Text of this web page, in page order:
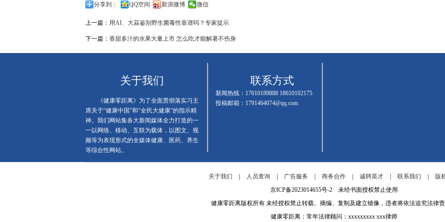
分享到： QQ空间 新浪微博 微信
上一篇： 用AI、大蒜鉴别野生菌毒性靠谱吗？专家提示
下一篇： 香甜多汁的水果大量上市 怎么吃才能解暑不伤身
关于我们
《健康零距离》为了全面贯彻落实习主
席关于“健康中国”和“全民大健康”的指示精
神。我们网站集各大新闻媒体全力打造的一
一以网络、移动、互联为载体，以图文、视
频等为表现形式的全媒体健康、医药、养生
等综合性网站。
联系方式
新闻热线：17610189888 18610102175
投稿邮箱：1791464074@qq.com
关于我们 人员查询 广告服务 商务合作 诚聘英才 联系我们
版
京ICP备2023014655号-2 未经书面授权禁止使用
健康零距离版权所有 未经授权禁止转载、摘编、复制及建立镜像，违者将依法追究法律责
健康零距离：常年法律顾问：xxxxxxxxx xxx律师